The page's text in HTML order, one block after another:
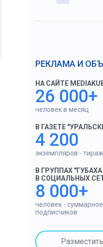
РЕКЛАМА И
НА САЙТЕ
26 000+
человек в месяц
В ГАЗЕТЕ
4 200
экземпляров -
В ГРУППАХ
В СОЦИАЛЬНЫХ
8 000+
человек -
подписчиков